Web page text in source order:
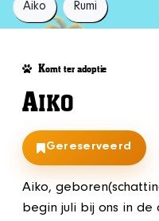
Aiko Rumi
Komt ter adoptie
AIKO
Gereserveerd
Aiko,
begin juli bij ons in de